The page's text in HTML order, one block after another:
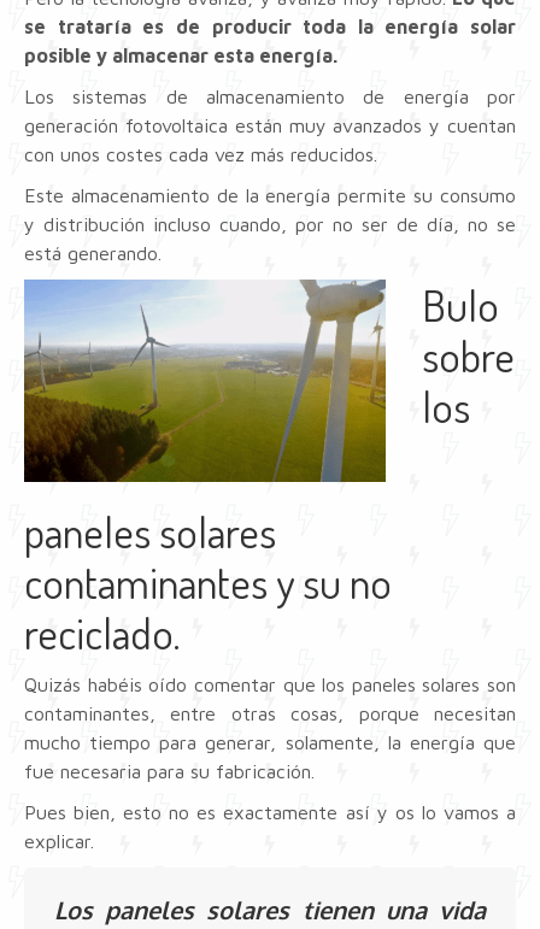
se trataría es de producir toda la energía solar
posible y almacenar esta energía.
Los sistemas de almacenamiento de energía por
generación fotovoltaica están muy avanzados y cuentan
con unos costes cada vez más reducidos.
Este almacenamiento de la energía permite su consumo
y distribución incluso cuando, por no ser de día, no se
está generando.
Bulo
sobre
los
paneles solares
contaminantes y su no
reciclado.
Quizás habéis oído comentar que los paneles solares son
contaminantes, entre otras cosas, porque necesitan
mucho tiempo para generar, solamente, la energía que
fue necesaria para su fabricación.
Pues bien, esto no es exactamente así y os lo vamos a
explicar.
Los paneles solares tienen una vida